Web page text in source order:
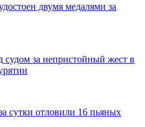
двумя медалями за
судом за непристойный жест в
сутки отловили 16 пьяных